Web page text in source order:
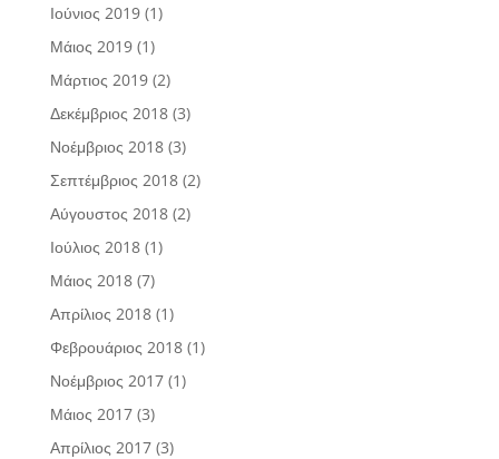
Ιούνιος 2019(1)
Μάιος 2019(1)
Μάρτιος 2019(2)
Δεκέμβριος 2018(3)
Νοέμβριος 2018(3)
Σεπτέμβριος 2018(2)
Αύγουστος 2018(2)
Ιούλιος 2018(1)
Μάιος 2018(7)
Απρίλιος 2018(1)
Φεβρουάριος 2018(1)
Νοέμβριος 2017(1)
Μάιος 2017(3)
Απρίλιος 2017(3)